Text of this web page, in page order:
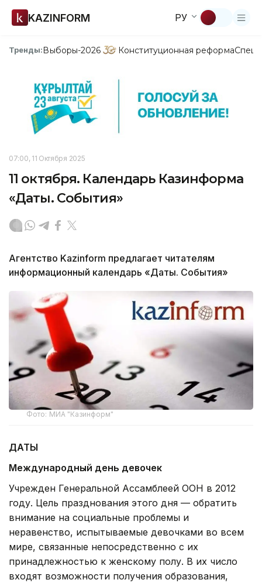
KAZINFORM РУ
Тренды:Выборы-2026 Конституционная реформа
07:00, 11 Октября 2025
11 октября. Календарь Казинформа
«Даты. События»
Агентство Kazinform предлагает читателям
информационный календарь «Даты. События»
Фото: МИА "Казинформ"
ДАТЫ
Международный день девочек
Учрежден Генеральной Ассамблеей ООН в 2012
году. Цель празднования этого дня — обратить
внимание на социальные проблемы и
неравенство, испытываемые девочками во всем
мире, связанные непосредственно с их
принадлежностью к женскому полу. В их число
входят возможности получения образования,